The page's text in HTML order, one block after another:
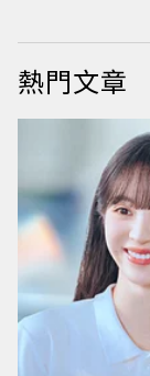
熱門文章